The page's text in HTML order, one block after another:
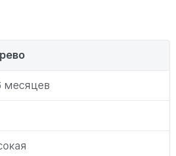
месяцев